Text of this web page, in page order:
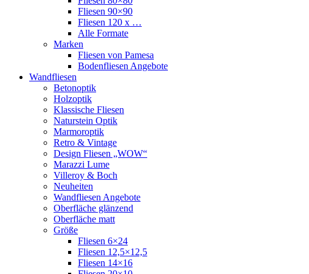
Fliesen 90×90
Fliesen 120 x …
Alle Formate
Marken
Fliesen von Pamesa
Bodenfliesen Angebote
Wandfliesen
Betonoptik
Holzoptik
Klassische Fliesen
Naturstein Optik
Marmoroptik
Retro & Vintage
Design Fliesen „WOW“
Marazzi Lume
Villeroy & Boch
Neuheiten
Wandfliesen Angebote
Oberfläche glänzend
Oberfläche matt
Größe
Fliesen 6×24
Fliesen 12,5×12,5
Fliesen 14×16